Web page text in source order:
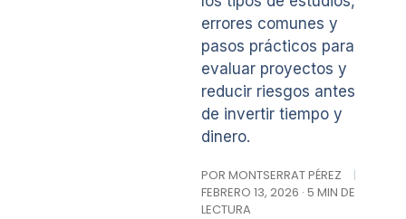
errores comunes y
pasos prácticos para
evaluar proyectos y
reducir riesgos antes
de invertir tiempo y
dinero.
POR MONTSERRAT PÉREZ
|
FEBRERO 13, 2026 · 5 MIN DE
LECTURA